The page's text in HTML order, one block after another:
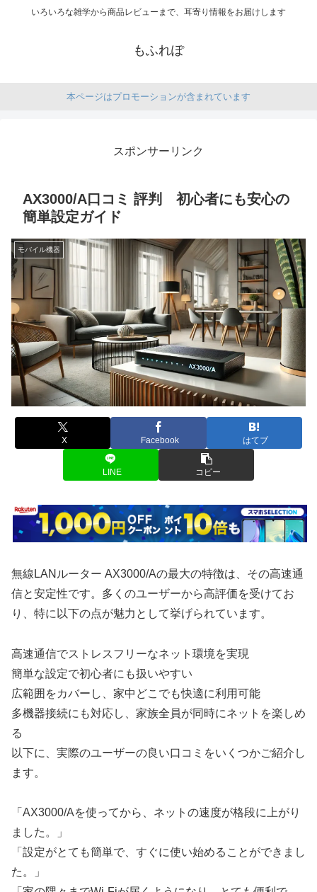
いろいろな雑学から商品レビューまで、耳寄り情報をお届けします
もふれぽ
本ページはプロモーションが含まれています
スポンサーリンク
AX3000/A口コミ 評判 初心者にも安心の
簡単設定ガイド
モバイル機器
X Facebook はてブ
LINE コピー
無線LANルーター AX3000/Aの最大の特徴は、その高速通
信と安定性です。多くのユーザーから高評価を受けてお
り、特に以下の点が魅力として挙げられています。
高速通信でストレスフリーなネット環境を実現
簡単な設定で初心者にも扱いやすい
広範囲をカバーし、家中どこでも快適に利用可能
多機器接続にも対応し、家族全員が同時にネットを楽しめ
る
以下に、実際のユーザーの良い口コミをいくつかご紹介し
ます。
「AX3000/Aを使ってから、ネットの速度が格段に上がり
ました。」
「設定がとても簡単で、すぐに使い始めることができまし
た。」